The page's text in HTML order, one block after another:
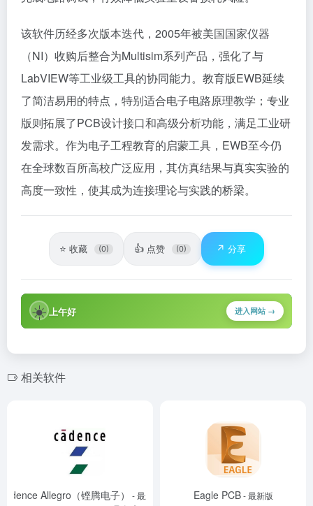
该软件历经多次版本迭代，2005年被美国国家仪器
（NI）收购后整合为Multisim系列产品，强化了与
LabVIEW等工业级工具的协同能力。教育版EWB延续
了简洁易用的特点，特别适合电子电路原理教学；专业
版则拓展了PCB设计接口和高级分析功能，满足工业研
发需求。作为电子工程教育的启蒙工具，EWB至今仍
在全球数百所高校广泛应用，其仿真结果与真实实验的
高度一致性，使其成为连接理论与实践的桥梁。
⭐ 收藏 (0) 👍 点赞 (0) ↗️ 分享
☀️ 上午好 进入网站 →
相关软件
Allegro（铿腾电子）
- 最新版
Eagle PCB- 最新版